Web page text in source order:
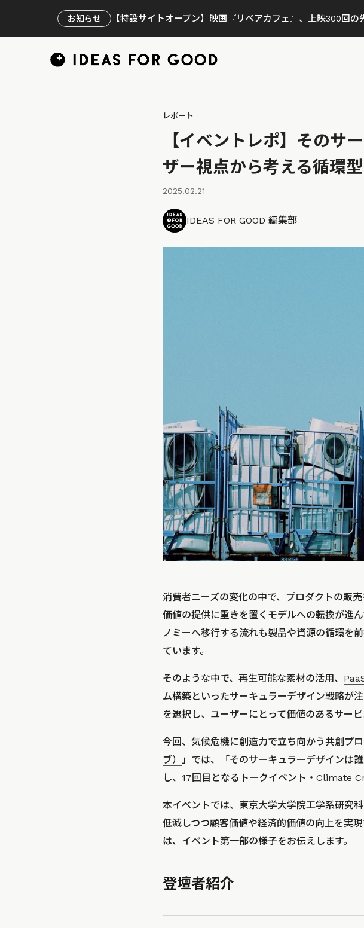
お知らせ 【特設サイトオープン】映画『リペアカフェ』、上映300回の
レポート
【イベントレポ】そのサ
ザー視点から考える循環
2025.02.21
IDEAS FOR GOOD 編集部
消費者ニーズの変化の中で、プロダクトの販
価値の提供に重きを置くモデルへの転換が進
ノミーへ移行する流れも製品や資源の循環を
ています。
そのような中で、再生可能な素材の活用、
ム構築といったサーキュラーデザイン戦略が
を選択し、ユーザーにとって価値のあるサー
今回、気候危機に創造力で立ち向かう共創プ
ブ） 」では、「そのサーキュラーデザインは
し、17回目となるトークイベント・Climate
本イベントでは、東京大学大学院工学系研究
低減しつつ顧客価値や経済的価値の向上を実
は、イベント第一部の様子をお伝えします。
登壇者紹介